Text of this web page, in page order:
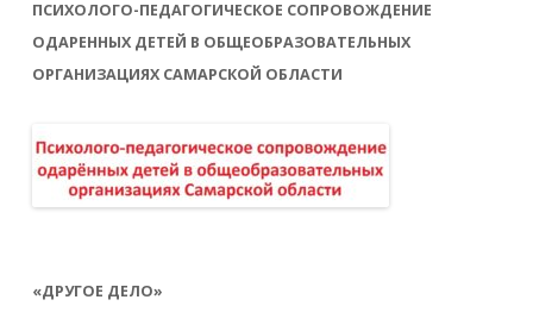
ПСИХОЛОГО-ПЕДАГОГИЧЕСКОЕ СОПРОВОЖДЕНИЕ
ОДАРЕННЫХ ДЕТЕЙ В ОБЩЕОБРАЗОВАТЕЛЬНЫХ
ОРГАНИЗАЦИЯХ САМАРСКОЙ ОБЛАСТИ
«ДРУГОЕ ДЕЛО»